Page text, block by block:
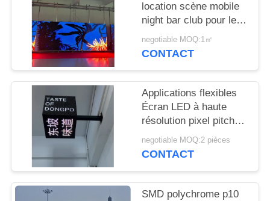
DEVIS
PLAN
DU
PRIVACY
POLICY
location scène mobile
night bar club pour le
divertissement
negotiable MOQ:1㎡
CONTACT
Applications flexibles
Écran LED à haute
résolution pixel pitch
2,5 mm pour les lieux
de divertissement
negotiable MOQ:2 pièces
CONTACT
SMD polychrome p10